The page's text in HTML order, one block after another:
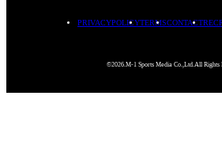
PRIVACYPOLICYTERMSCONTACT
©2026.M-1 Sports Media Co.,Ltd.All Rights